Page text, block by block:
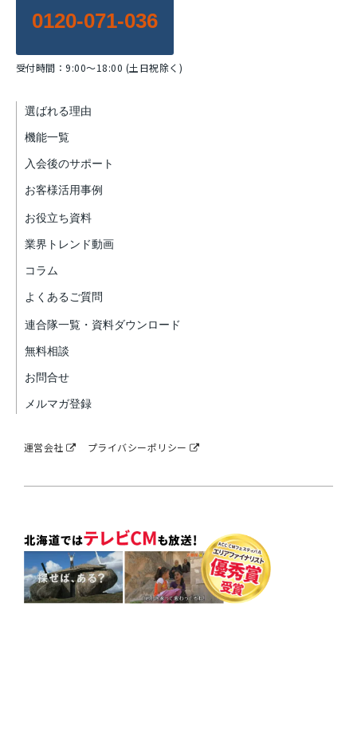
0120-071-036
受付時間：9:00～18:00 (土日祝除く)
選ばれる理由
機能一覧
入会後のサポート
お客様活用事例
お役立ち資料
業界トレンド動画
コラム
よくあるご質問
連合隊一覧・資料ダウンロード
無料相談
お問合せ
メルマガ登録
運営会社 プライバシーポリシー